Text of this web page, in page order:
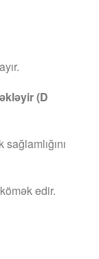
(D
edir.